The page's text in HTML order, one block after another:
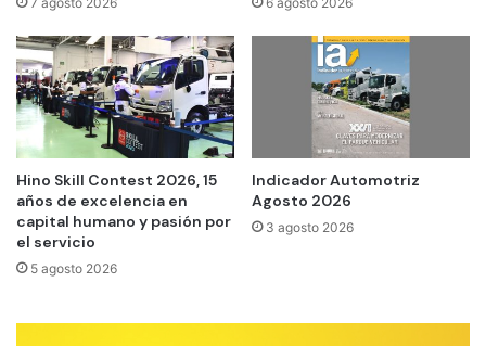
Hino Skill Contest 2026, 15
años de excelencia en
capital humano y pasión por
el servicio
5 agosto 2026
Indicador Automotriz
Agosto 2026
3 agosto 2026